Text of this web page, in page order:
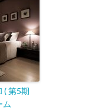
( 第5期